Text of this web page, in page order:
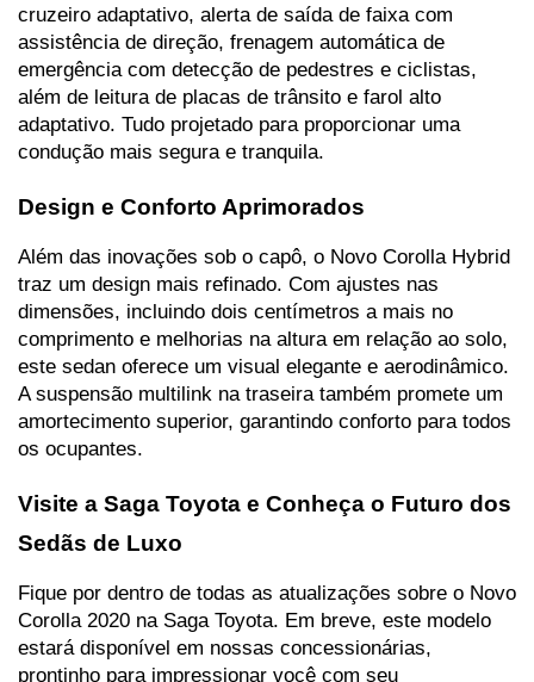
cruzeiro adaptativo, alerta de saída de faixa com
assistência de direção, frenagem automática de
emergência com detecção de pedestres e ciclistas,
além de leitura de placas de trânsito e farol alto
adaptativo. Tudo projetado para proporcionar uma
condução mais segura e tranquila.
Design e Conforto Aprimorados
Além das inovações sob o capô, o Novo Corolla Hybrid
traz um design mais refinado. Com ajustes nas
dimensões, incluindo dois centímetros a mais no
comprimento e melhorias na altura em relação ao solo,
este sedan oferece um visual elegante e aerodinâmico.
A suspensão multilink na traseira também promete um
amortecimento superior, garantindo conforto para todos
os ocupantes.
Visite a Saga Toyota e Conheça o Futuro dos
Sedãs de Luxo
Fique por dentro de todas as atualizações sobre o Novo
Corolla 2020 na Saga Toyota. Em breve, este modelo
estará disponível em nossas concessionárias,
prontinho para impressionar você com seu